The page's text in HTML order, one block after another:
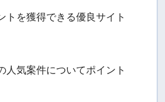
トを獲得できる優良サイト
人気案件についてポイント